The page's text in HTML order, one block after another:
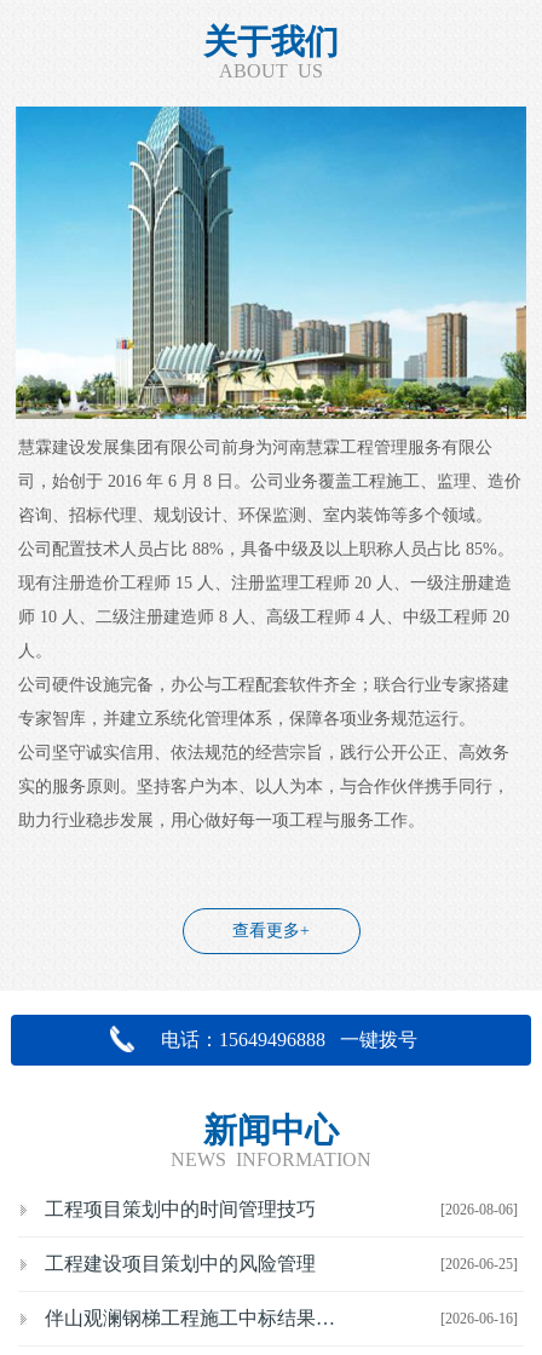
关于我们
ABOUT US
慧霖建设发展集团有限公司前身为河南慧霖工程管理服务有限公
司，始创于 2016 年 6 月 8 日。公司业务覆盖工程施工、监理、造价
咨询、招标代理、规划设计、环保监测、室内装饰等多个领域。
公司配置技术人员占比 88%，具备中级及以上职称人员占比 85%。
现有注册造价工程师 15 人、注册监理工程师 20 人、一级注册建造
师 10 人、二级注册建造师 8 人、高级工程师 4 人、中级工程师 20
人。
公司硬件设施完备，办公与工程配套软件齐全；联合行业专家搭建
专家智库，并建立系统化管理体系，保障各项业务规范运行。
公司坚守诚实信用、依法规范的经营宗旨，践行公开公正、高效务
实的服务原则。坚持客户为本、以人为本，与合作伙伴携手同行，
助力行业稳步发展，用心做好每一项工程与服务工作。
查看更多+
电话：15649496888 一键拨号
新闻中心
NEWS INFORMATION
[2026-08-06]
工程项目策划中的时间管理技巧
[2026-06-25]
工程建设项目策划中的风险管理
[2026-06-16]
伴山观澜钢梯工程施工中标结果公示